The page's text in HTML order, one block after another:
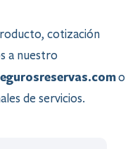
cotización
a nuestro
o
de servicios.